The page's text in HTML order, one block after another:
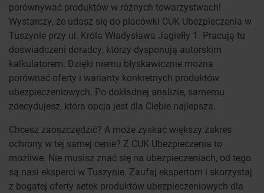
porównywać produktów w różnych towarzystwach!
Wystarczy, że udasz się do placówki CUK Ubezpieczenia w
Tuszynie przy ul. Króla Władysława Jagiełły 1. Pracują tu
doświadczeni doradcy, którzy dysponują autorskim
kalkulatorem. Dzięki niemu błyskawicznie można
porównać oferty i warianty konkretnych produktów
ubezpieczeniowych. Po dokładnej analizie, samemu
zdecydujesz, która opcja jest dla Ciebie najlepsza.
Chcesz zaoszczędzić? A może zyskać większy zakres
ochrony w tej samej cenie? Z CUK Ubezpieczenia to
możliwe. Nie musisz znać się na ubezpieczeniach, od tego
są nasi eksperci w Tuszynie. Zaufaj ekspertom i skorzystaj
z bogatej oferty setek produktów ubezpieczeniowych dla